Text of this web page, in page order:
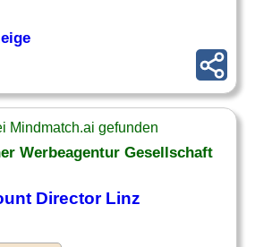
Mindmatch.ai gefunden
Werbeagentur Gesellschaft
Director Linz